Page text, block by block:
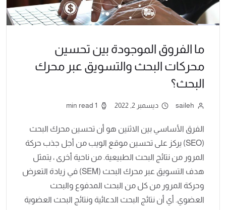
ما الفروق الموجودة بين تحسين
محركات البحث والتسويق عبر محرك
البحث؟
saileh ديسمبر 2, 2022 1 min read
الفرق الأساسي بين الاثنين هو أن تحسين محرك البحث
(SEO) يركز على تحسين موقع الويب من أجل جذب حركة
المرور من نتائج البحث الطبيعية. من ناحية أخرى ، يتمثل
هدف التسويق عبر محرك البحث (SEM) في زيادة التعرض
وحركة المرور من كل من البحث المدفوع والبحث
العضوي. أي أن نتائج البحث الدعائية ونتائج البحث العضوية